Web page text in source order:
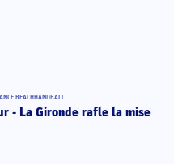
BEACHHANDBALL
- La Gironde rafle la mise